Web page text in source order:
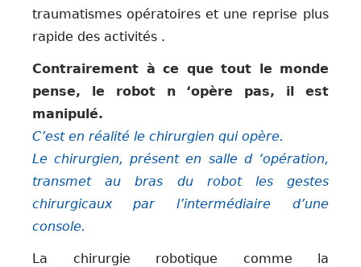
traumatismes opératoires et une reprise plus
rapide des activités .
Contrairement à ce que tout le monde
pense, le robot n ‘opère pas, il est
manipulé.
C’est en réalité le chirurgien qui opère.
Le chirurgien, présent en salle d ‘opération,
transmet au bras du robot les gestes
chirurgicaux par l’intermédiaire d’une
console.
La chirurgie robotique comme la